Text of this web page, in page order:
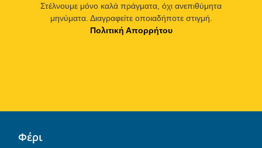
Στέλνουμε μόνο καλά πράγματα, όχι ανεπιθύμητα
μηνύματα. Διαγραφείτε οποιαδήποτε στιγμή.
Πολιτική Απορρήτου
Φέρι